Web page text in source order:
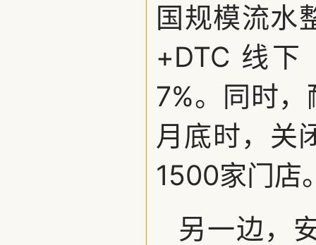
国规模流水
+DTC 线
7%。同时
月底时，关
1500家门店
另一边，